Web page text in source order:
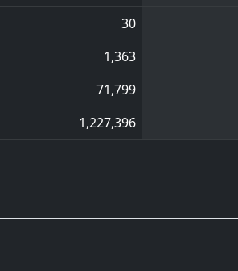
30
1,363
71,799
1,227,396